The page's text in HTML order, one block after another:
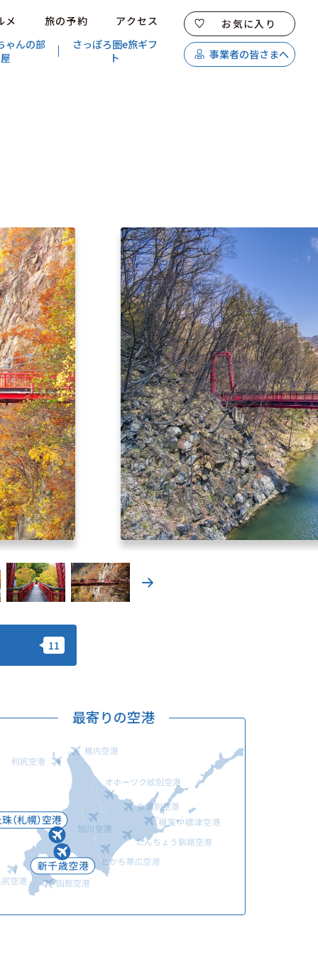
メ 旅の予約
アクセス
ゃんの部
屋
さっぽろ圏e旅ギフ
ト
お気に入り
事業者の皆さまへ
アクセス
キュンちゃんオンラインショップ
北海道はやわかり
旅のテーマで探す
7つの国立公園
キュンちゃんの部屋
さっぽろ圏e旅ギフト
動画ライブラリー
お問い合わせ
Languages
最寄りの空港